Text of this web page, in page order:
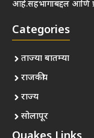
आहे.सहभागाबद्दल आणि
Categories
ताज्या बातम्या
राजकीय
राज्य
सोलापूर